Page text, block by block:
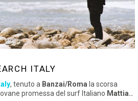
ITALY
, tenuto a Banzai/Roma la scorsa
promessa del surf Italiano Mattia..